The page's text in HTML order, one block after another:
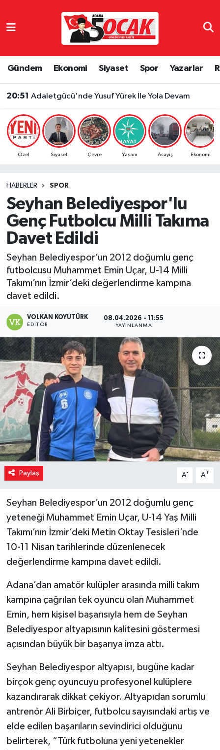
Gündem Ekonomi Siyaset Spor Yazarlar
20:51 Adaletgücü'nde Yusuf Yürek İle Yola Devam
Özel Siyaset Çevre Yaşam Asayiş Ekonomi
HABERLER SPOR
Seyhan Belediyespor'lu
Genç Futbolcu Milli Takıma
Davet Edildi
Seyhan Belediyespor’un 2012 doğumlu genç
futbolcusu Muhammet Emin Uçar, U-14 Milli
Takımı’nın İzmir’deki değerlendirme kampına
davet edildi.
VOLKAN KOYUTÜRK
EDITÖR
08.04.2026 - 11:55
YAYINLANMA
Paylaş A- A+
Seyhan Belediyespor’un 2012 doğumlu genç
yeteneği Muhammet Emin Uçar, U-14 Yaş Milli
Takımı’nın İzmir’deki Metin Oktay Tesisleri’nde
10-11 Nisan tarihlerinde düzenlenecek
değerlendirme kampına davet edildi.
Adana’dan amatör kulüpler arasında milli takım
kampına çağrılan tek oyuncu olan Muhammet
Emin, hem kişisel başarısıyla hem de Seyhan
Belediyespor altyapısının kalitesini göstermesi
açısından büyük bir başarıya imza attı.
Seyhan Belediyespor altyapısı, bugüne kadar
birçok genç oyuncuyu profesyonel kulüplere
kazandırarak dikkat çekiyor. Altyapıdan sorumlu
antrenör Ali Birbiçer, futbolcu sayısındaki artış ve
elde edilen başarıların sevindirici olduğunu
belirterek, “Türk futboluna yeni yetenekler
Dünya
Eğitim
Gündem
Haber Reklam
Magazin
Özel
Resmi İlanlar
Sağlık
Siyaset
Spor
Yaşam
Yerel Yönetimler
Yurttan
Adana Nöbetçi Eczaneler
Adana Trafik Yoğunluk Haritası
Süper Lig Puan Durumu ve Fikstür
Son Dakika Haberleri
Haber Arşivi